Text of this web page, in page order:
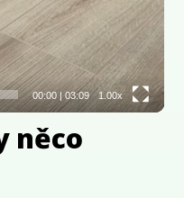
00:00|03:09 1.00x
něco